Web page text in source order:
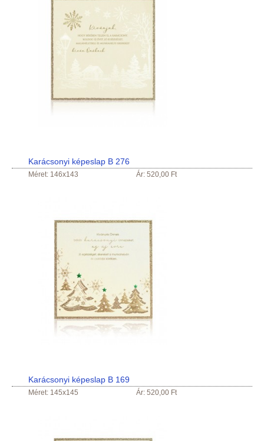
Karácsonyi képeslap B 276
Méret: 146x143 Ár: 520,00 Ft
Karácsonyi képeslap B 169
Méret: 145x145 Ár: 520,00 Ft